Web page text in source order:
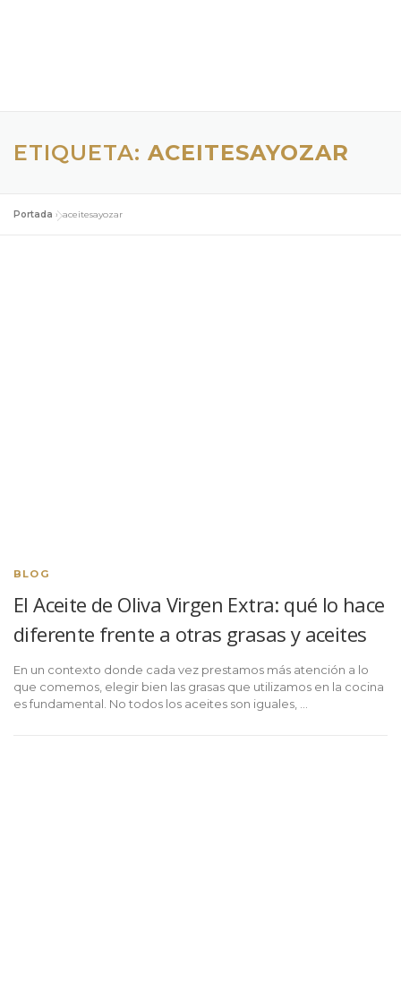
ETIQUETA: ACEITESAYOZAR
Portada »aceitesayozar
BLOG
El Aceite de Oliva Virgen Extra: qué lo hace
diferente frente a otras grasas y aceites
En un contexto donde cada vez prestamos más atención a lo
que comemos, elegir bien las grasas que utilizamos en la cocina
es fundamental. No todos los aceites son iguales, …